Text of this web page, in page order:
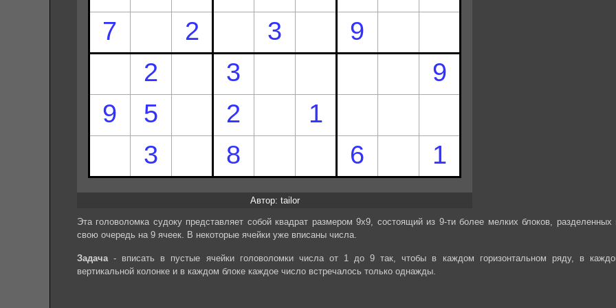
Автор: tailor
Эта головоломка судоку представляет собой квадрат размером 9х9, состоящий из 9-ти более мелких блоков, разделенных
свою очередь на 9 ячеек. В некоторые ячейки уже вписаны числа.
Задача- вписать в пустые ячейки головоломки числа от 1 до 9 так, чтобы в каждом горизонтальном ряду, в
вертикальной колонке и в каждом блоке каждое число встречалось только однажды.